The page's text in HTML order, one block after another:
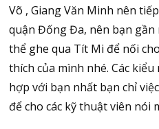
Võ , Giang Văn Minh nên
quận Đống Đa, nên bạn
thể ghe qua Tít Mi để nối
thích của mình nhé. Các
hợp với bạn nhất bạn chỉ
để cho các kỹ thuật viên nói